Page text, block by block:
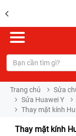
Trang chủ Sửa
Sửa Huawei Y
Thay mặt kính
Thay mặt kính